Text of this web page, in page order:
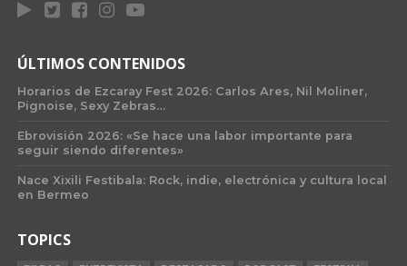
ÚLTIMOS CONTENIDOS
Horarios de Ezcaray Fest 2026: Carlos Ares, Nil Moliner,
Pignoise, Sexy Zebras…
Ebrovisión 2026: «Se hace una labor importante para
seguir siendo diferentes»
Nace Xixili Festibala: Rock, indie, electrónica y cultura local
en Bermeo
TOPICS